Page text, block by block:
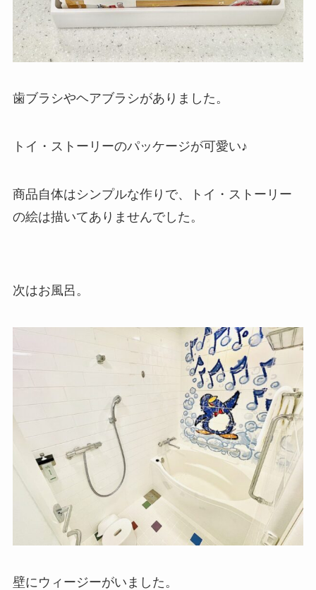
歯ブラシやヘアブラシがありました。
トイ・ストーリーのパッケージが可愛い♪
商品自体はシンプルな作りで、トイ・ストーリー
の絵は描いてありませんでした。
次はお風呂。
壁にウィージーがいました。